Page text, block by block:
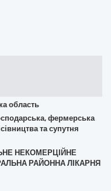
область
фермерська
та супутня
НЕКОМЕРЦІЙНЕ
РАЙОННА ЛІКАРНЯ